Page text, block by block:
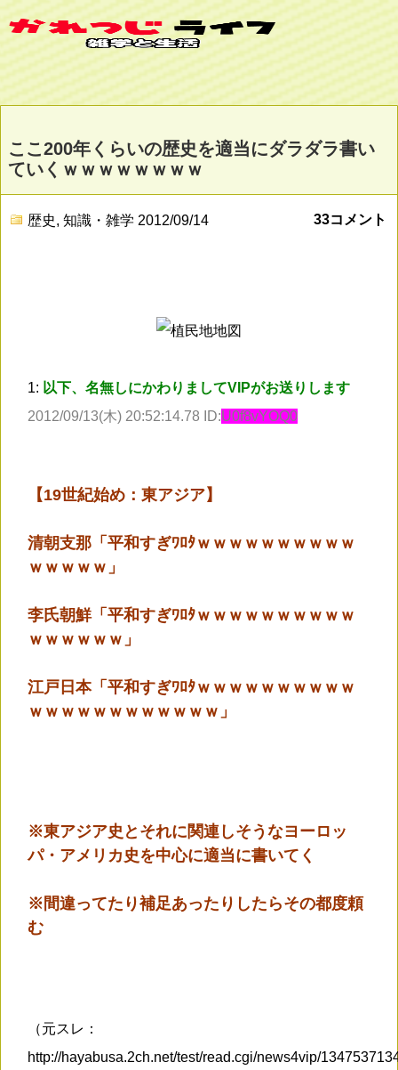
ここ200年くらいの歴史を適当にダラダラ書い
ていくｗｗｗｗｗｗｗｗ
歴史, 知識・雑学 2012/09/14 33コメント
1: 以下、名無しにかわりましてVIPがお送りします
2012/09/13(木) 20:52:14.78 ID:U0f8vYOQ0
【19世紀始め：東アジア】
清朝支那「平和すぎﾜﾛﾀｗｗｗｗｗｗｗｗｗｗ
ｗｗｗｗｗ」
李氏朝鮮「平和すぎﾜﾛﾀｗｗｗｗｗｗｗｗｗｗ
ｗｗｗｗｗｗ」
江戸日本「平和すぎﾜﾛﾀｗｗｗｗｗｗｗｗｗｗ
ｗｗｗｗｗｗｗｗｗｗｗｗ」
※東アジア史とそれに関連しそうなヨーロッ
パ・アメリカ史を中心に適当に書いてく
※間違ってたり補足あったりしたらその都度頼
む
（元スレ：
http://hayabusa.2ch.net/test/read.cgi/news4vip/